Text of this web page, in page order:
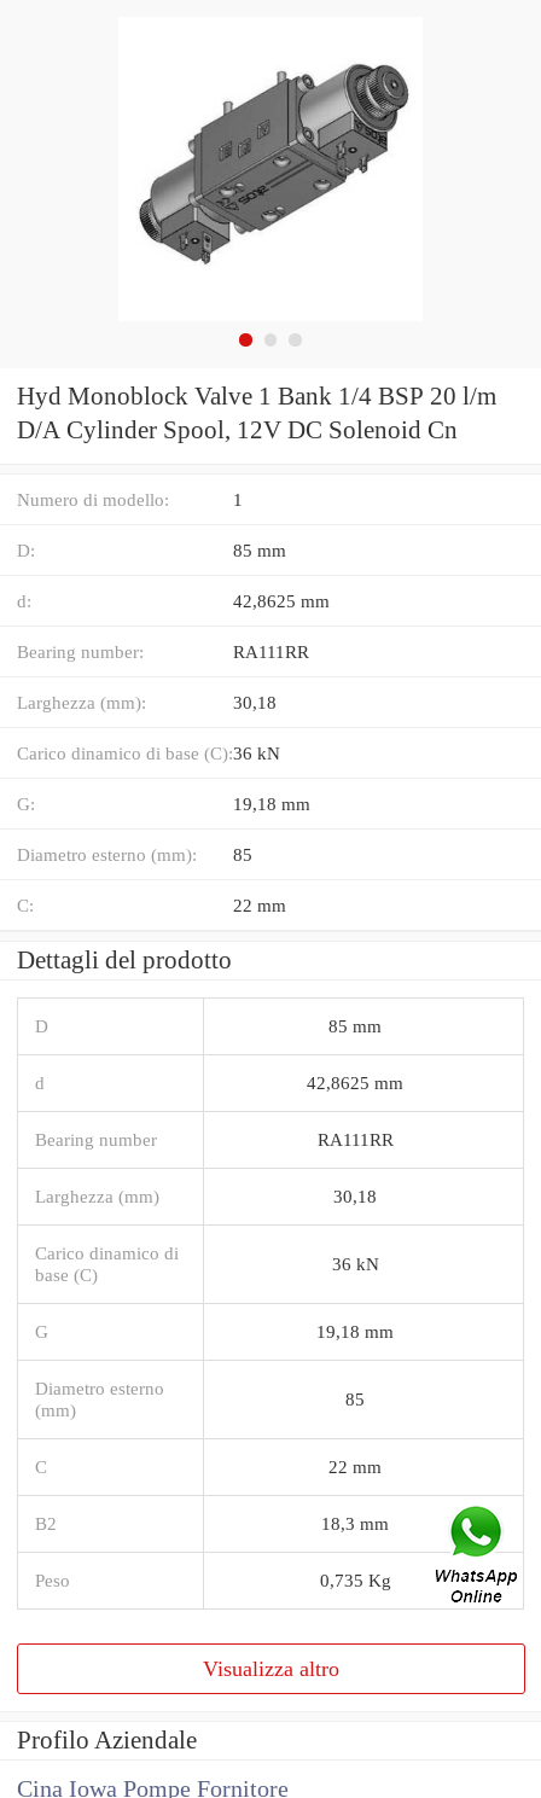
Hyd Monoblock Valve 1 Bank 1/4 BSP 20 l/m
D/A Cylinder Spool, 12V DC Solenoid Cn
Numero di modello: 1
D: 85 mm
d: 42,8625 mm
Bearing number: RA111RR
Larghezza (mm): 30,18
Carico dinamico di base (C):36 kN
G: 19,18 mm
Diametro esterno (mm): 85
C: 22 mm
Dettagli del prodotto
D 85 mm
d 42,8625 mm
Bearing number RA111RR
Larghezza (mm) 30,18
Carico dinamico di
base (C)
36 kN
G 19,18 mm
Diametro esterno
(mm)
85
C 22 mm
B2 18,3 mm
Peso 0,735 Kg
Visualizza altro
Profilo Aziendale
Cina Iowa Pompe Fornitore